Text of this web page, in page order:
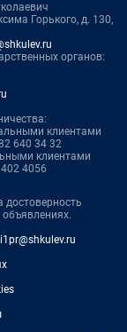
Горького, д. 130,
органов:
клиентами
640 34 32
клиентами
4056
достоверность